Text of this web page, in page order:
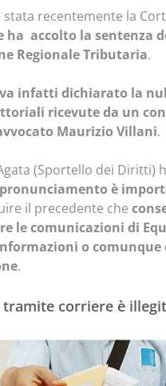
recentemente la
ha accolto la sentenza
Regionale Tributaria.
infatti dichiarato la
ricevute da un
Maurizio Villani.
(Sportello dei Diritti)
è
il precedente che
le comunicazioni di
o comunque
.
tramite corriere è